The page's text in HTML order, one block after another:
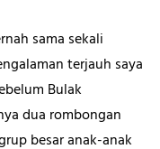
sama sekali
terjauh saya
Bulak
dua rombongan
besar anak-anak